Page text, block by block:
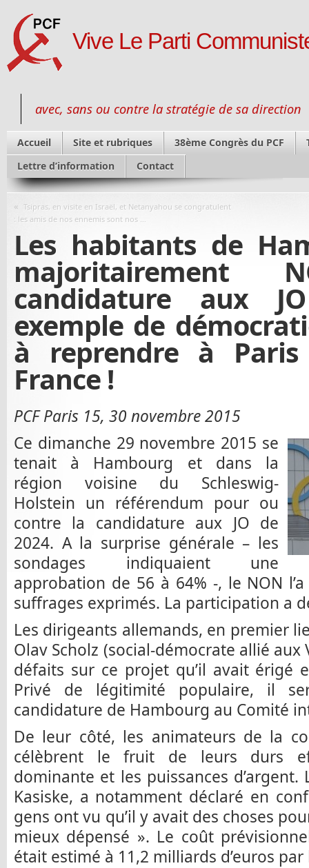
Vive Le Parti
avec, sans ou contre la stratégie de sa direction
Accueil Site et rubriques 38ème Congrès du PCF
Lettre d’information
Contact
« Tsipras, en visite en Israël, et Netanyahou se congratulent
: les amis de nos ennemis sont nos …
Les habitants de
candidature aux
exemple de
à reprendre à
France !
PCF Paris 15, 30 novembre 2015
Ce dimanche 29 novembre 2015 se
tenait à Hambourg et dans la
région voisine du Schleswig-
Holstein un référendum pour ou
contre la candidature aux JO de
2024. A la surprise générale – les
sondages indiquaient une
approbation de 56 à 64% -, le NON
suffrages exprimés. La participation a
Les dirigeants allemands, en premier
Olav Scholz (social-démocrate allié
défaits sur ce projet qu’il avait érigé
Privé de légitimité populaire, il
candidature de Hambourg au Comité
De leur côté, les animateurs de la
célèbrent le fruit de leurs durs
dominante et les puissances
Kasiske, a notamment déclaré en
gens ont vu qu’il y avait des choses
mieux dépensé ». Le coût
était estimé à 11,2 milliards d’euros